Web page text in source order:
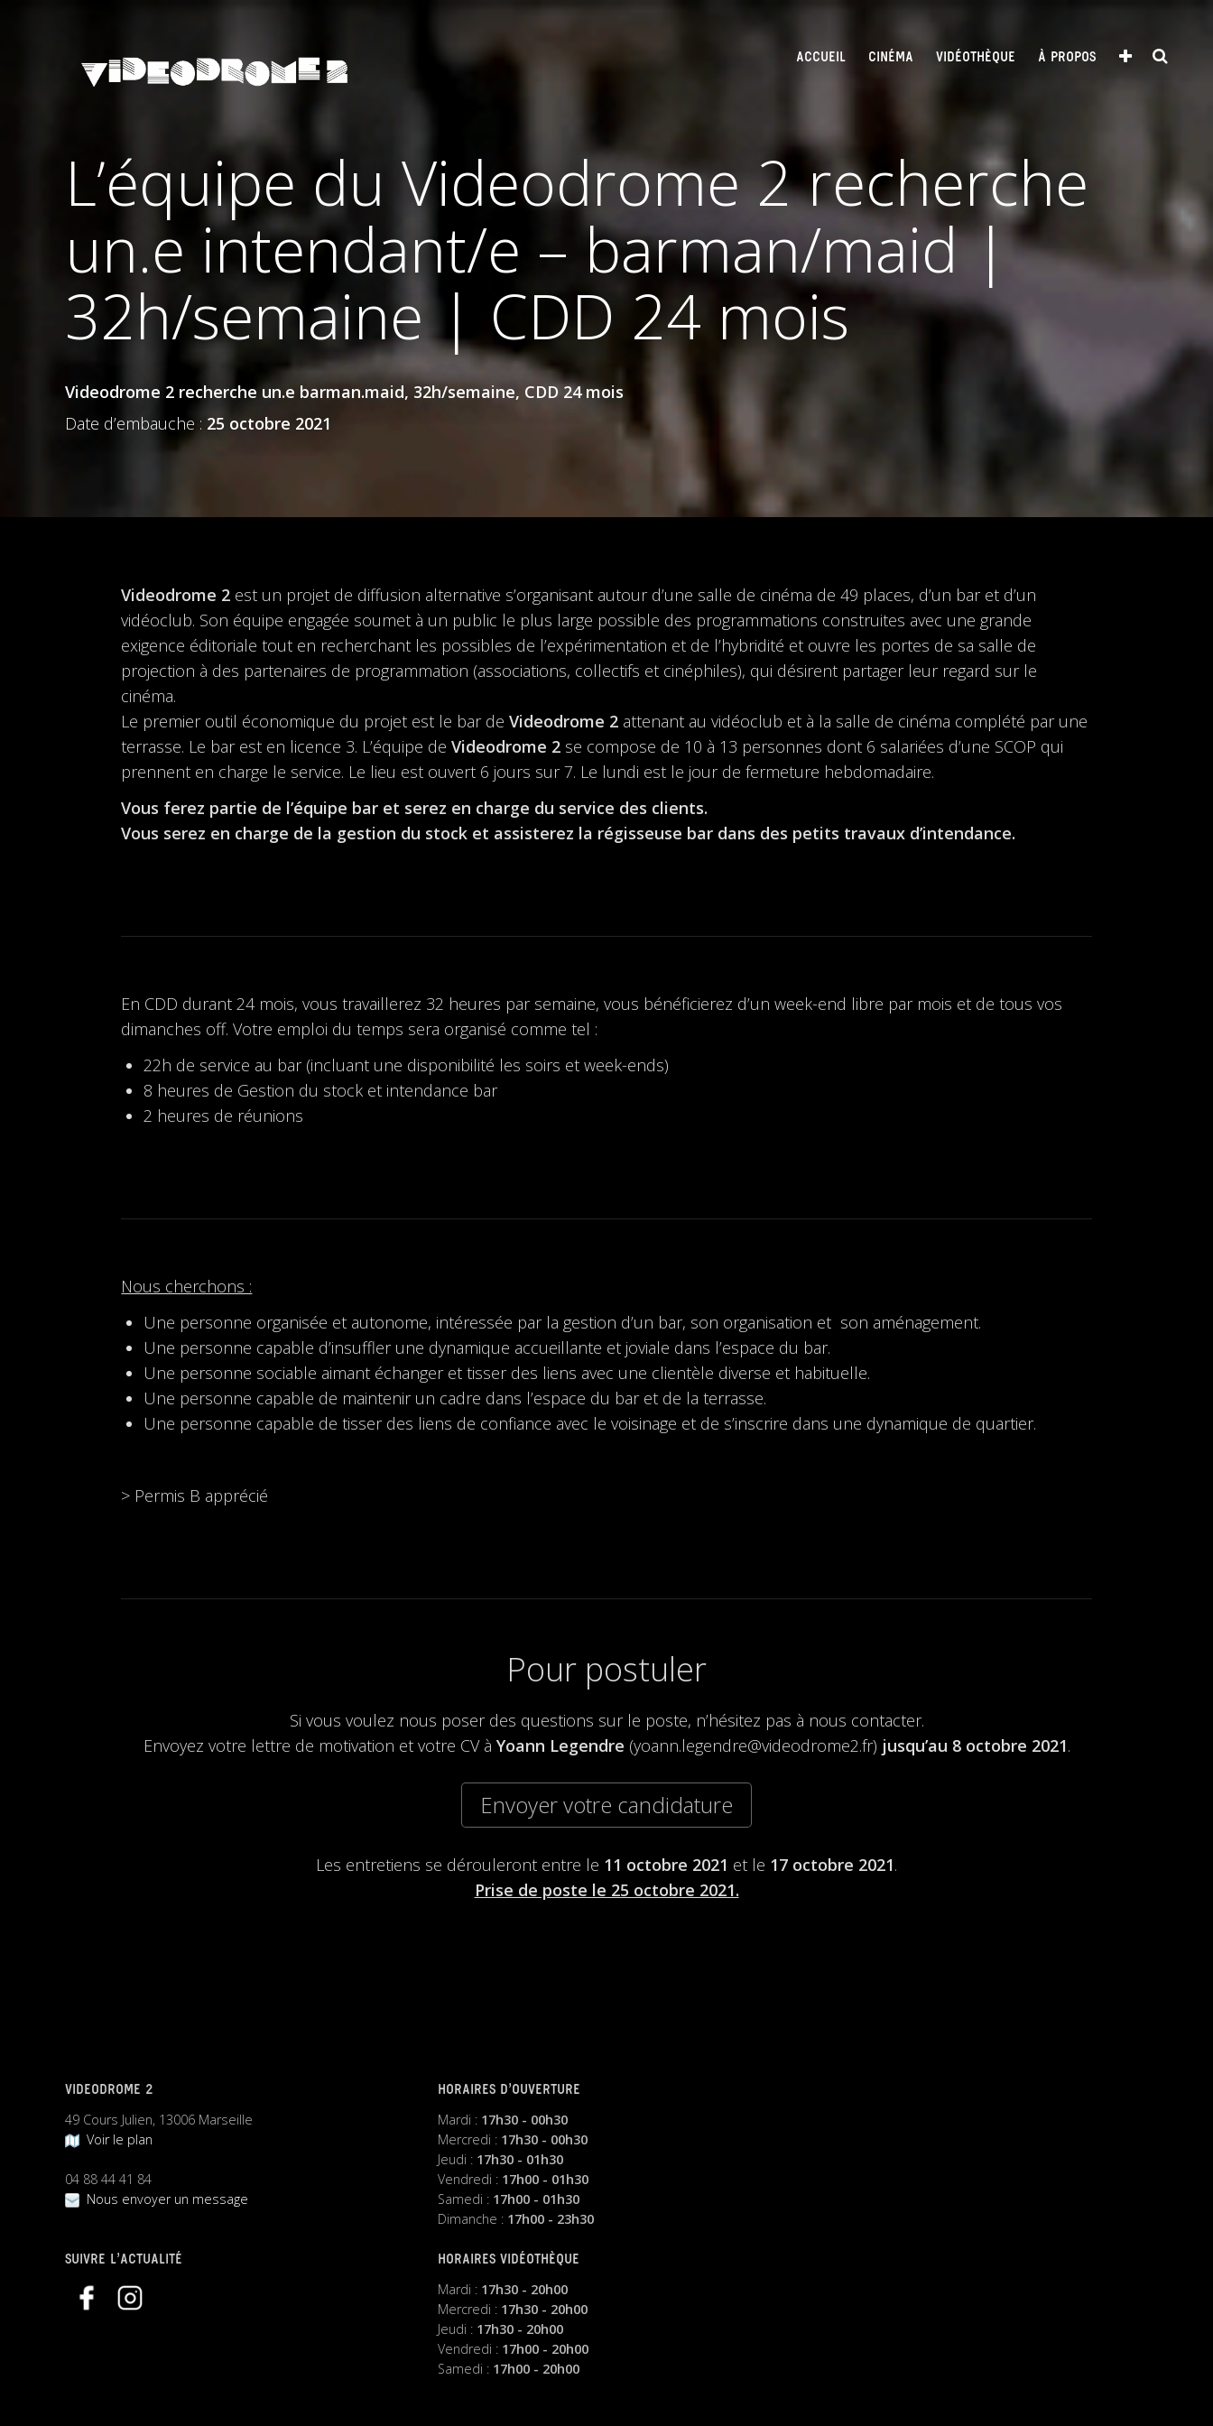
ACCUEIL CINÉMA VIDÉOTHÈQUE À PROPOS
L’équipe du Videodrome 2 recherche
un.e intendant/e – barman/maid |
32h/semaine | CDD 24 mois
Videodrome 2 recherche un.e barman.maid, 32h/semaine, CDD 24 mois
Date d’embauche : 25 octobre 2021
Videodrome 2 est un projet de diffusion alternative s’organisant autour d’une salle de cinéma de 49 places, d’un bar et d’un
vidéoclub. Son équipe engagée soumet à un public le plus large possible des programmations construites avec une grande
exigence éditoriale tout en recherchant les possibles de l’expérimentation et de l’hybridité et ouvre les portes de sa salle de
projection à des partenaires de programmation (associations, collectifs et cinéphiles), qui désirent partager leur regard sur le
cinéma.
Le premier outil économique du projet est le bar deVideodrome 2 attenant au vidéoclub et à la salle de cinéma complété par une
terrasse. Le bar est en licence 3. L’équipe deVideodrome 2 se compose de 10 à 13 personnes dont 6 salariées d’une SCOP qui
prennent en charge le service. Le lieu est ouvert 6 jours sur 7. Le lundi est le jour de fermeture hebdomadaire.
Vous ferez partie de l’équipe bar et serez en charge du service des clients.
Vous serez en charge de la gestion du stock et assisterez la régisseuse bar dans des petits travaux d’intendance.
En CDD durant 24 mois, vous travaillerez 32 heures par semaine, vous bénéficierez d’un week-end libre par mois et de tous vos
dimanches off. Votre emploi du temps sera organisé comme tel :
22h de service au bar (incluant une disponibilité les soirs et week-ends)
8 heures de Gestion du stock et intendance bar
2 heures de réunions
Nous cherchons :
Une personne organisée et autonome, intéressée par la gestion d’un bar, son organisation et son aménagement.
Une personne capable d’insuffler une dynamique accueillante et joviale dans l’espace du bar.
Une personne sociable aimant échanger et tisser des liens avec une clientèle diverse et habituelle.
Une personne capable de maintenir un cadre dans l’espace du bar et de la terrasse.
Une personne capable de tisser des liens de confiance avec le voisinage et de s’inscrire dans une dynamique de quartier.
> Permis B apprécié
Pour postuler
Si vous voulez nous poser des questions sur le poste, n’hésitez pas à nous contacter.
Envoyez votre lettre de motivation et votre CV à Yoann Legendre (yoann.legendre@videodrome2.fr) jusqu’au 8 octobre 2021.
Envoyer votre candidature
Les entretiens se dérouleront entre le 11 octobre 2021 et le 17 octobre 2021.
Prise de poste le 25 octobre 2021.
VIDEODROME 2
49 Cours Julien, 13006 Marseille
Voir le plan
04 88 44 41 84
Nous envoyer un message
SUIVRE L’ACTUALITÉ
HORAIRES D’OUVERTURE
Mardi : 17h30 - 00h30
Mercredi : 17h30 - 00h30
Jeudi : 17h30 - 01h30
Vendredi : 17h00 - 01h30
Samedi : 17h00 - 01h30
Dimanche : 17h00 - 23h30
HORAIRES VIDÉOTHÈQUE
Mardi : 17h30 - 20h00
Mercredi : 17h30 - 20h00
Jeudi : 17h30 - 20h00
Vendredi : 17h00 - 20h00
Samedi : 17h00 - 20h00